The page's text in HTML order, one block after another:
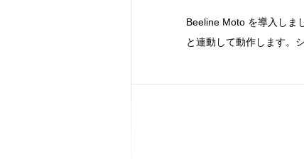
Beeline Moto を導入しま
と連動して動作します。